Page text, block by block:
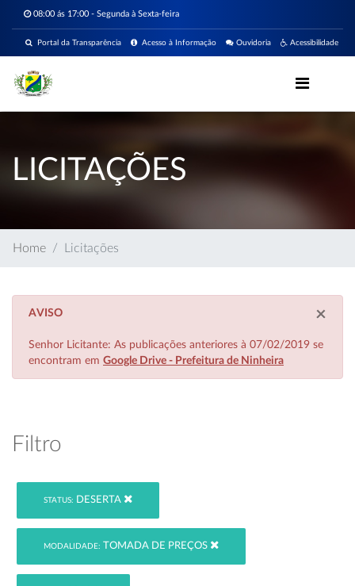
08:00 ás 17:00 - Segunda à Sexta-feira
Acessibilidade
Ouvidoria
Acesso à Informação
Portal da Transparência
LICITAÇÕES
Home Licitações
×
AVISO
Senhor Licitante: As publicações anteriores à 07/02/2019 se
encontram em Google Drive - Prefeitura de Ninheira
Filtro
STATUS: DESERTA
MODALIDADE: TOMADA DE PREÇOS